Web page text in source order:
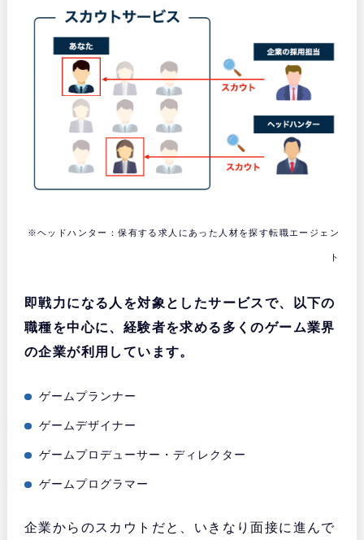
※ヘッドハンター：保有する求人にあった人材を探す転職エージェン
ト
即戦力になる人を対象としたサービスで、以下の
職種を中心に、経験者を求める多くのゲーム業界
の企業が利用しています。
ゲームプランナー
ゲームデザイナー
ゲームプロデューサー・ディレクター
ゲームプログラマー
企業からのスカウトだと、いきなり面接に進んで